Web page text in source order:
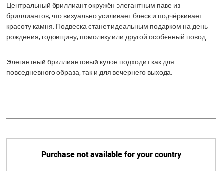
Центральный бриллиант окружён элегантным паве из
бриллиантов, что визуально усиливает блеск и подчёркивает
красоту камня. Подвеска станет идеальным подарком на день
рождения, годовщину, помолвку или другой особенный повод.
Элегантный бриллиантовый кулон подходит как для
повседневного образа, так и для вечернего выхода.
Purchase not available for your country